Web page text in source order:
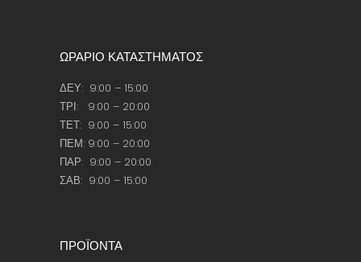
ΩΡΑΡΙΟ ΚΑΤΑΣΤΗΜΑΤΟΣ
ΔΕΥ: 9:00 – 15:00
ΤΡΙ: 9:00 – 20:00
ΤΕΤ: 9:00 – 15:00
ΠΕΜ: 9:00 – 20:00
ΠΑΡ: 9:00 – 20:00
ΣΑΒ: 9:00 – 15:00
ΠΡΟΪΟΝΤΑ